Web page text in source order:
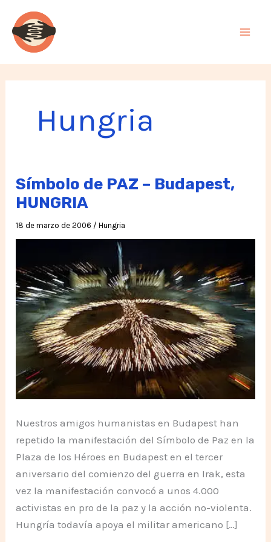
contenido
Hungria
Símbolo de PAZ – Budapest,
HUNGRIA
18 de marzo de 2006 /Hungria
Nuestros amigos humanistas en Budapest han
repetido la manifestación del Símbolo de Paz en la
Plaza de los Héroes en Budapest en el tercer
aniversario del comienzo del guerra en Irak, esta
vez la manifestación convocó a unos 4.000
activistas en pro de la paz y la acción no-violenta.
Hungría todavía apoya el militar americano […]